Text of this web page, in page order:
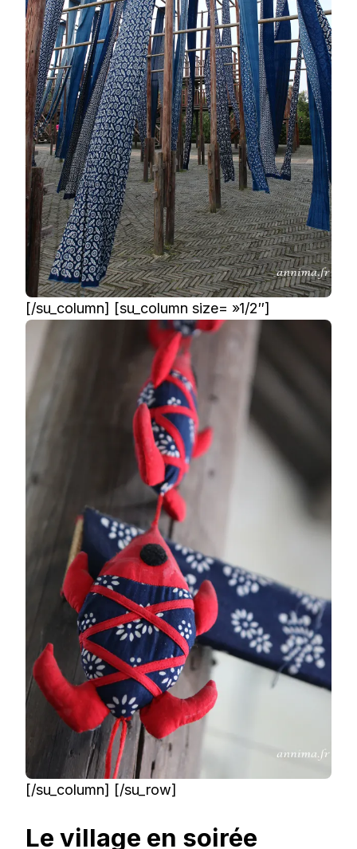
[/su_column] [su_column size= »1/2″]
[/su_column] [/su_row]
Le village en soirée